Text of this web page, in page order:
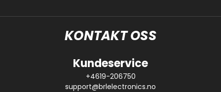
KONTAKT OSS
Kundeservice
+4619-206750
support@brlelectronics.no